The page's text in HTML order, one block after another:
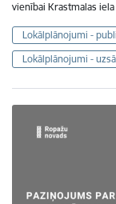
vienībai Krastmalas
Lokālplānojumi -
Lokālplānojumi -